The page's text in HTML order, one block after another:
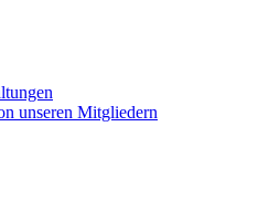
unseren Mitgliedern